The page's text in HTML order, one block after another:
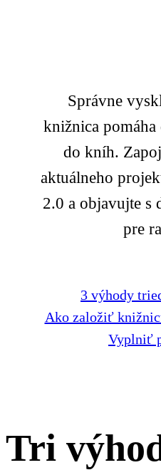
Správne
knižnica
do kníh.
aktuálneho
2.0 a objavujte s
pre
3 výhody
Ako založiť
Vyplniť
Tri